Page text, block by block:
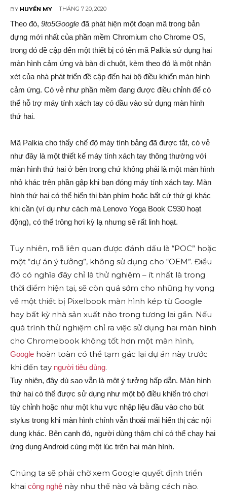
BY HUYỀN MY THÁNG 7 20, 2020
Theo đó, 9to5Google đã phát hiện một đoạn mã trong bản
dựng mới nhất của phần mềm Chromium cho Chrome OS,
trong đó đề cập đến một thiết bị có tên mã Palkia sử dụng hai
màn hình cảm ứng và bàn di chuột, kèm theo đó là một nhận
xét của nhà phát triển đề cập đến hai bộ điều khiển màn hình
cảm ứng. Có vẻ như phần mềm đang được điều chỉnh để có
thể hỗ trợ máy tính xách tay có đầu vào sử dụng màn hình
thứ hai.
Mã Palkia cho thấy chế độ máy tính bảng đã được tắt, có vẻ
như đây là một thiết kế máy tính xách tay thông thường với
màn hình thứ hai ở bên trong chứ không phải là một màn hình
nhỏ khác trên phần gập khi bạn đóng máy tính xách tay. Màn
hình thứ hai có thể hiển thị bàn phím hoặc bất cứ thứ gì khác
khi cần (ví dụ như cách mà Lenovo Yoga Book C930 hoạt
động), có thể trông hơi kỳ lạ nhưng sẽ rất linh hoạt.
Tuy nhiên, mã liên quan được đánh dấu là “POC” hoặc
một “dự án ý tưởng”, không sử dụng cho “OEM”. Điều
đó có nghĩa đây chỉ là thử nghiệm – ít nhất là trong
thời điểm hiện tại, sẽ còn quá sớm cho những hy vọng
về một thiết bị Pixelbook màn hình kép từ Google
hay bất kỳ nhà sản xuất nào trong tương lai gần. Nếu
quá trình thử nghiệm chỉ ra việc sử dụng hai màn hình
cho Chromebook không tốt hơn một màn hình,
Google hoàn toàn có thể tạm gác lại dự án này trước
khi đến tay người tiêu dùng.
Tuy nhiên, đây dù sao vẫn là một ý tưởng hấp dẫn. Màn hình
thứ hai có thể được sử dụng như một bộ điều khiển trò chơi
tùy chỉnh hoặc như một khu vực nhập liệu đầu vào cho bút
stylus trong khi màn hình chính vẫn thoải mái hiển thị các nội
dung khác. Bên cạnh đó, người dùng thậm chí có thể chạy hai
ứng dụng Android cùng một lúc trên hai màn hình.
Chúng ta sẽ phải chờ xem Google quyết định triển
khai công nghệ này như thế nào và bằng cách nào.